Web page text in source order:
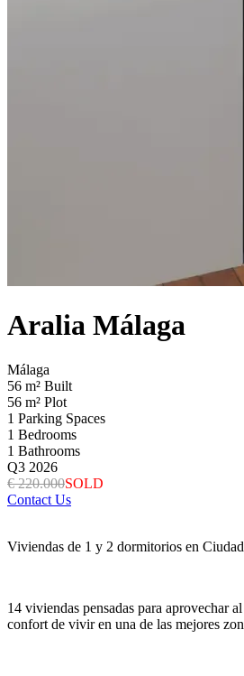
Aralia Málaga
Málaga
56 m² Built
56 m² Plot
1 Parking Spaces
1 Bedrooms
1 Bathrooms
Q3 2026
€ 220.000SOLD
Contact Us
Viviendas de 1 y 2 dormitorios en
14 viviendas pensadas para aprovechar
confort de vivir en una de las mejores